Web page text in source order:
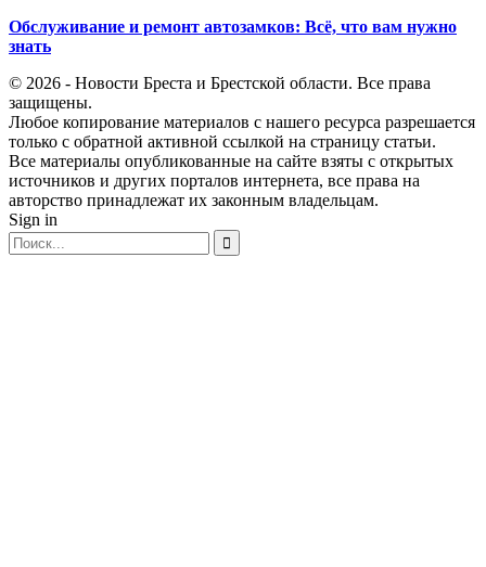
Обслуживание и ремонт автозамков: Всё, что вам нужно
знать
© 2026 - Новости Бреста и Брестской области. Все права
защищены.
Любое копирование материалов с нашего ресурса разрешается
только с обратной активной ссылкой на страницу статьи.
Все материалы опубликованные на сайте взяты с открытых
источников и других порталов интернета, все права на
авторство принадлежат их законным владельцам.
Sign in